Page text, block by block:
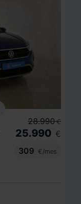
28.990 €
25.990 €
309
€/mes